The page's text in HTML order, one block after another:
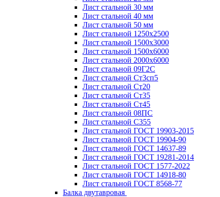
Лист стальной 30 мм
Лист стальной 40 мм
Лист стальной 50 мм
Лист стальной 1250х2500
Лист стальной 1500х3000
Лист стальной 1500х6000
Лист стальной 2000х6000
Лист стальной 09Г2С
Лист стальной Ст3сп5
Лист стальной Ст20
Лист стальной Ст35
Лист стальной Ст45
Лист стальной 08ПС
Лист стальной С355
Лист стальной ГОСТ 19903-2015
Лист стальной ГОСТ 19904-90
Лист стальной ГОСТ 14637-89
Лист стальной ГОСТ 19281-2014
Лист стальной ГОСТ 1577-2022
Лист стальной ГОСТ 14918-80
Лист стальной ГОСТ 8568-77
Балка двутавровая